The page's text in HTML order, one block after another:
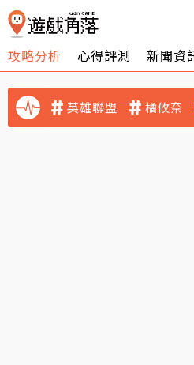
攻略分析 心得評測 新聞資
英雄聯盟 橘攸奈